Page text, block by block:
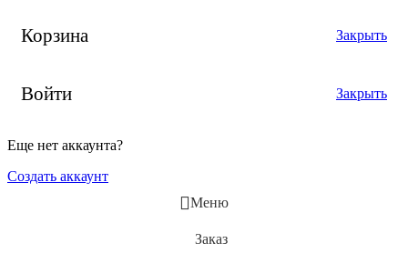
Корзина Закрыть
Войти Закрыть
Еще нет аккаунта?
Создать аккаунт
Меню
Заказ